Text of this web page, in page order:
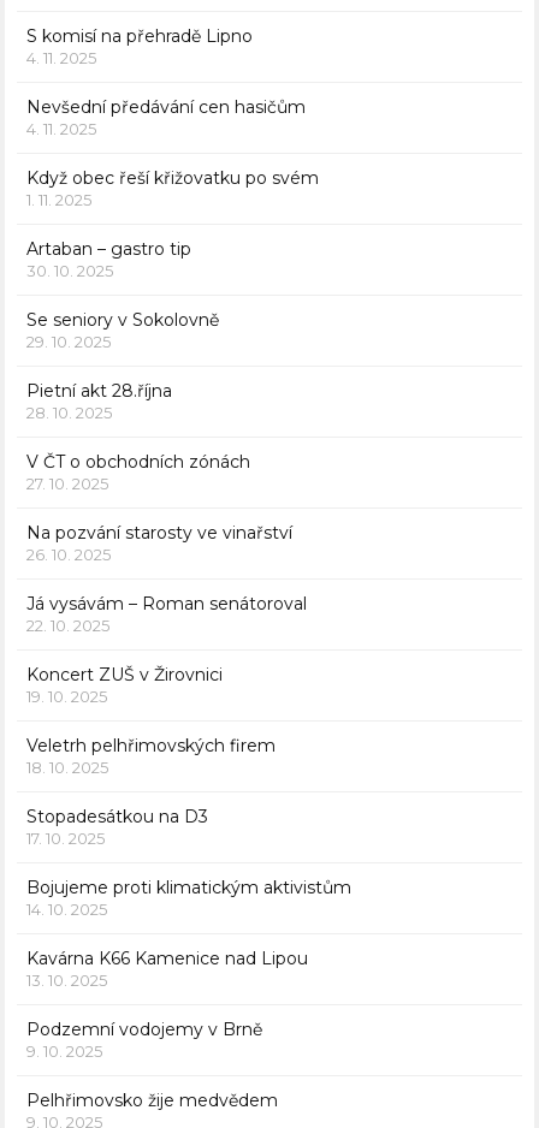
S komisí na přehradě Lipno
4. 11. 2025
Nevšední předávání cen hasičům
4. 11. 2025
Když obec řeší křižovatku po svém
1. 11. 2025
Artaban – gastro tip
30. 10. 2025
Se seniory v Sokolovně
29. 10. 2025
Pietní akt 28.října
28. 10. 2025
V ČT o obchodních zónách
27. 10. 2025
Na pozvání starosty ve vinařství
26. 10. 2025
Já vysávám – Roman senátoroval
22. 10. 2025
Koncert ZUŠ v Žirovnici
19. 10. 2025
Veletrh pelhřimovských firem
18. 10. 2025
Stopadesátkou na D3
17. 10. 2025
Bojujeme proti klimatickým aktivistům
14. 10. 2025
Kavárna K66 Kamenice nad Lipou
13. 10. 2025
Podzemní vodojemy v Brně
9. 10. 2025
Pelhřimovsko žije medvědem
9. 10. 2025